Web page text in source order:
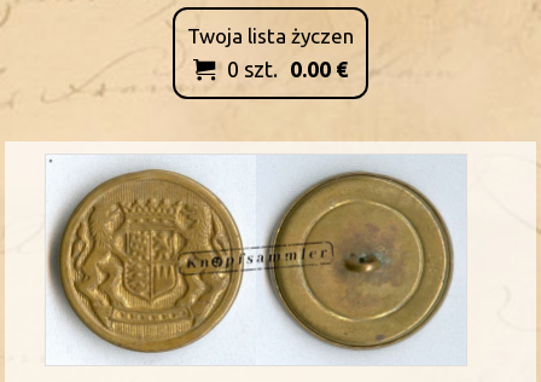
Twoja lista życzen
 0 szt. 0.00 €